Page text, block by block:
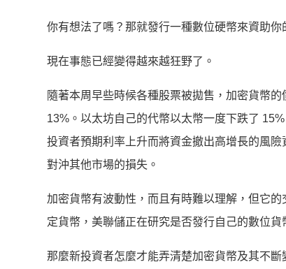
你有想法了嗎？那就發行一種數位硬幣來資助
現在事態已經變得越來越狂野了。
隨著本周早些時候各種股票被拋售，加密貨幣
13%。以太坊自己的代幣以太幣一度下跌了
投資者預期利率上升而將資金撤出高增長的風
對沖其他市場的損失。
加密貨幣有波動性，而且有時難以理解，但它
定貨幣，美聯儲正在研究是否發行自己的數位
那麼新投資者怎麼才能弄清楚加密貨幣及其不斷